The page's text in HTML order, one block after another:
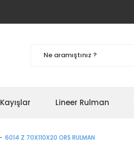
Kayışlar Lineer Rulman
6014 Z 70X110X20 ORS RULMAN